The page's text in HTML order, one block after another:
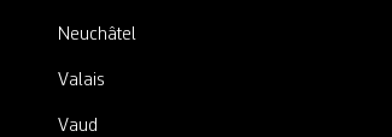
Neuchâtel
Valais
Vaud